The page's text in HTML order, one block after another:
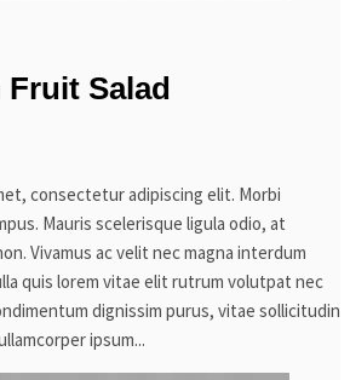
Fruit Salad
consectetur adipiscing elit. Morbi
Mauris scelerisque ligula odio, at
Vivamus ac velit nec magna interdum
quis lorem vitae elit rutrum volutpat nec
dignissim purus, vitae sollicitudin
ipsum...